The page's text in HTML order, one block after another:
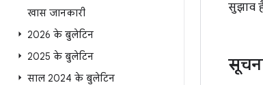
खास जानकारी
2026 के बुलेटिन
2025 के बुलेटिन
साल 2024 के बुलेटिन
सुझाव